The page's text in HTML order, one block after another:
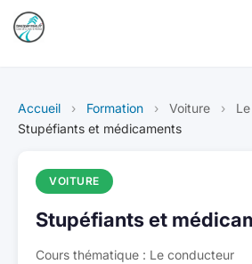
Permis voiture
Permis Bateau
Poids Lourd
Accueil › Formation › Voiture ›
Stupéfiants et médicaments
VOITURE
Stupéfiants et
Cours thématique : Le conducteur